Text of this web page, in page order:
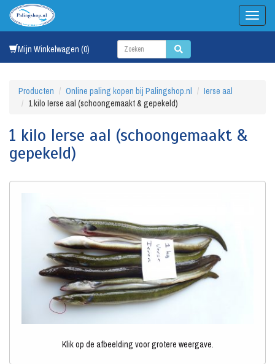
Mijn Winkelwagen (0)
Producten Online paling kopen bij Palingshop.nl
Ierse aal
1 kilo Ierse aal (schoongemaakt & gepekeld)
1 kilo Ierse aal (schoongemaakt &
gepekeld)
Klik op de afbeelding voor grotere weergave.